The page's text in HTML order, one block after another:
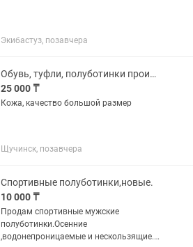
Экибастуз, позавчера
Обувь, туфли, полуботинки производство германия
25 000 ₸
Кожа, качество большой размер
Щучинск, позавчера
Спортивные полуботинки,новые.
10 000 ₸
Продам спортивные мужские
полуботинки.Осенние
,водонепроницаемые и нескользящие.С